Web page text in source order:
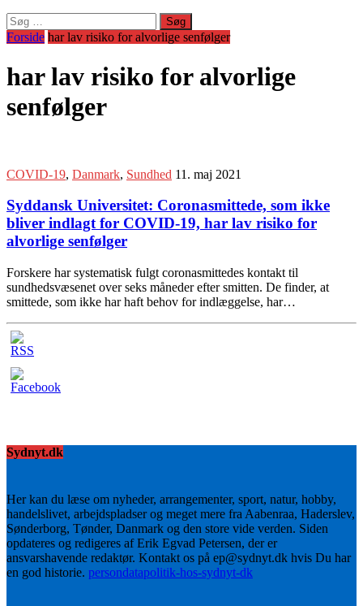
Søg
efter:
Forside har lav risiko for alvorlige senfølger
har lav risiko for alvorlige
senfølger
COVID-19, Danmark, Sundhed 11. maj 2021
Syddansk Universitet: Coronasmittede, som ikke
bliver indlagt for COVID-19, har lav risiko for
alvorlige senfølger
Forskere har systematisk fulgt coronasmittedes kontakt til
sundhedsvæsenet over seks måneder efter smitten. De finder, at
smittede, som ikke har haft behov for indlæggelse, har…
Sydnyt.dk
Her kan du læse om nyheder, arrangementer, sport, natur, hobby,
handelslivet, arbejdspladser og meget mere fra Aabenraa, Haderslev,
Sønderborg, Tønder, Danmark og den store vide verden. Siden
opdateres og redigeres af Erik Egvad Petersen, der er
ansvarshavende redaktør. Kontakt os på ep@sydnyt.dk hvis Du har
en god historie. persondatapolitik-hos-sydnyt-dk